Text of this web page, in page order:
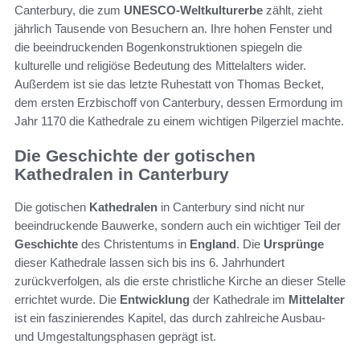
Canterbury, die zum UNESCO-Weltkulturerbe zählt, zieht
jährlich Tausende von Besuchern an. Ihre hohen Fenster und
die beeindruckenden Bogenkonstruktionen spiegeln die
kulturelle und religiöse Bedeutung des Mittelalters wider.
Außerdem ist sie das letzte Ruhestatt von Thomas Becket,
dem ersten Erzbischoff von Canterbury, dessen Ermordung im
Jahr 1170 die Kathedrale zu einem wichtigen Pilgerziel machte.
Die Geschichte der gotischen
Kathedralen in Canterbury
Die gotischen Kathedralen in Canterbury sind nicht nur
beeindruckende Bauwerke, sondern auch ein wichtiger Teil der
Geschichte des Christentums in England. Die Ursprünge
dieser Kathedrale lassen sich bis ins 6. Jahrhundert
zurückverfolgen, als die erste christliche Kirche an dieser Stelle
errichtet wurde. Die Entwicklung der Kathedrale im Mittelalter
ist ein faszinierendes Kapitel, das durch zahlreiche Ausbau-
und Umgestaltungsphasen geprägt ist.